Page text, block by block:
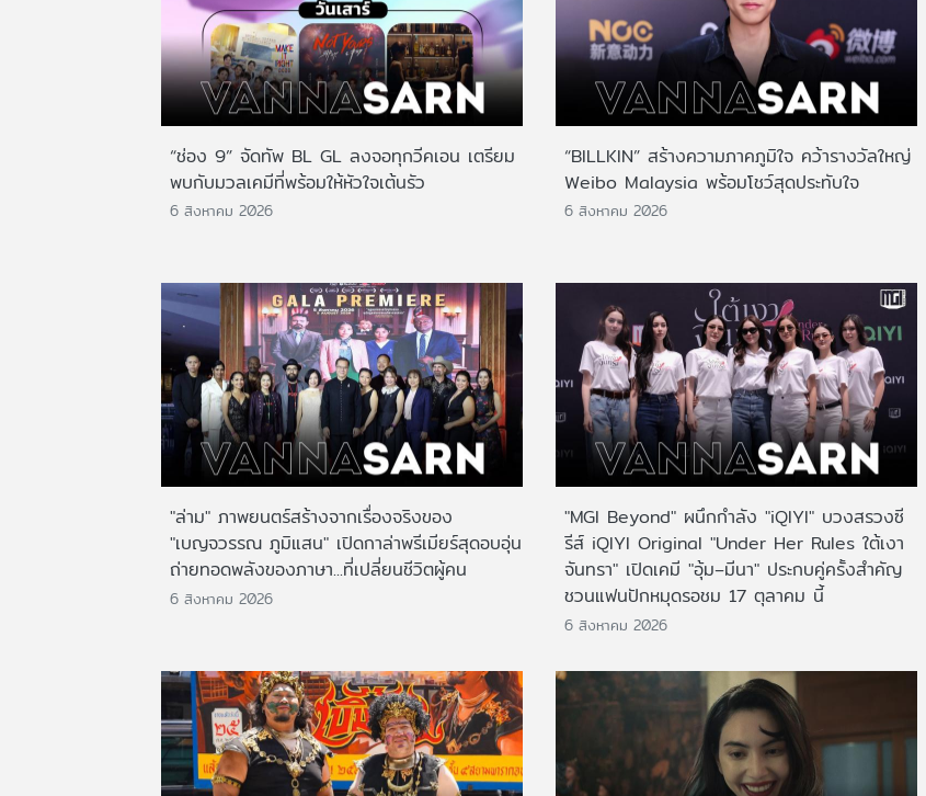
“ช่อง 9” จัดทัพ BL GL ลงจอทุกวีคเอน เตรียม
พบกับมวลเคมีที่พร้อมให้หัวใจเต้นรัว
6 สิงหาคม 2026
“BILLKIN” สร้างความภาคภูมิใจ คว้ารางวัลใหญ่
Weibo Malaysia พร้อมโชว์สุดประทับใจ
6 สิงหาคม 2026
"ล่าม" ภาพยนตร์สร้างจากเรื่องจริงของ
"เบญจวรรณ ภูมิแสน" เปิดกาล่าพรีเมียร์สุดอบอุ่น
ถ่ายทอดพลังของภาษา...ที่เปลี่ยนชีวิตผู้คน
6 สิงหาคม 2026
"MGI Beyond" ผนึกกำลัง "iQIYI" บวงสรวงซี
รีส์ iQIYI Original "Under Her Rules ใต้เงา
จันทรา" เปิดเคมี "อุ้ม–มีนา" ประกบคู่ครั้งสำคัญ
ชวนแฟนปักหมุดรอชม 17 ตุลาคม นี้
6 สิงหาคม 2026